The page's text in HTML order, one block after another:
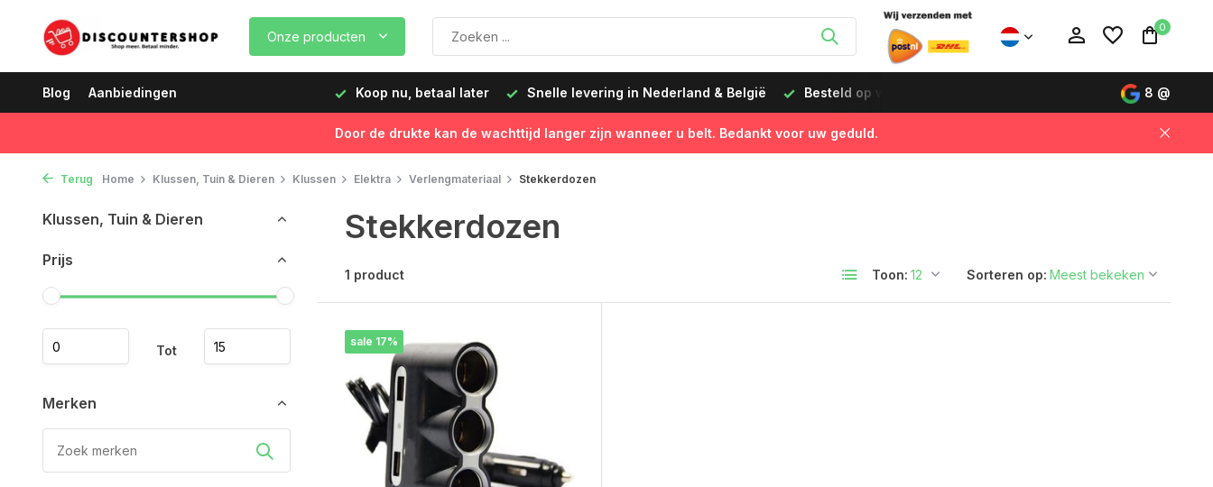
Onze producten
0
Blog Aanbiedingen
vóór 12:00 uur, de volgende dag geleverd! Koop nu, betaal later Snelle levering in Nederland & België Besteld op werkdagen vóór 12:00 uur, de volgende dag
8 @
Door de drukte kan de wachttijd langer zijn wanneer u belt. Bedankt voor uw geduld.
Terug Home Klussen, Tuin & Dieren Klussen Elektra Verlengmateriaal Stekkerdozen
Klussen, Tuin & Dieren
Prijs
Tot
Merken
Stekkerdozen
1 product Toon: Sorteren op:
sale 17%